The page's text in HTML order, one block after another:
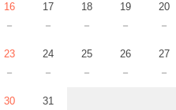
16
－
17
－
18
－
19
－
20
－
23
－
24
－
25
－
26
－
27
－
30 31